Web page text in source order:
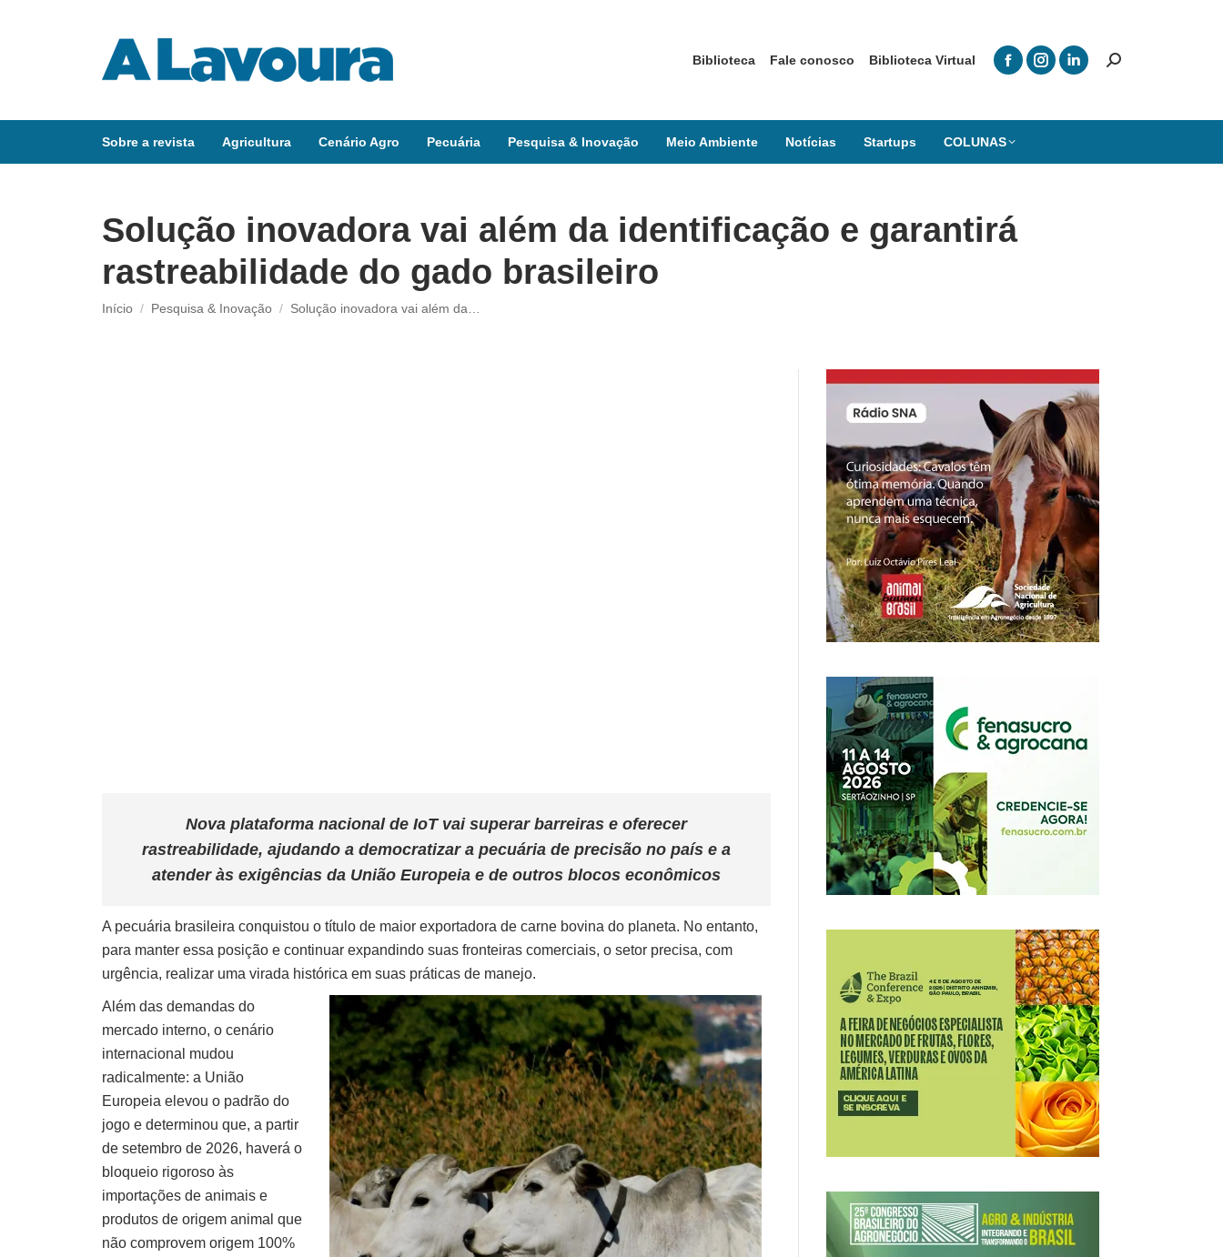
Biblioteca Fale conosco Biblioteca Virtual
Sobre a revista Agricultura Cenário Agro Pecuária Pesquisa & Inovação Meio Ambiente Notícias Startups COLUNAS
Solução inovadora vai além da identificação e garantirá
rastreabilidade do gado brasileiro
Você está aqui:
Início Pesquisa & Inovação Solução inovadora vai além da…
Nova plataforma nacional de IoT vai superar barreiras e oferecer
rastreabilidade, ajudando a democratizar a pecuária de precisão no país e a
atender às exigências da União Europeia e de outros blocos econômicos
A pecuária brasileira conquistou o título de maior exportadora de carne bovina do planeta. No entanto,
para manter essa posição e continuar expandindo suas fronteiras comerciais, o setor precisa, com
urgência, realizar uma virada histórica em suas práticas de manejo.
Além das demandas do
mercado interno, o cenário
internacional mudou
radicalmente: a União
Europeia elevou o padrão do
jogo e determinou que, a partir
de setembro de 2026, haverá o
bloqueio rigoroso às
importações de animais e
produtos de origem animal que
não comprovem origem 100%